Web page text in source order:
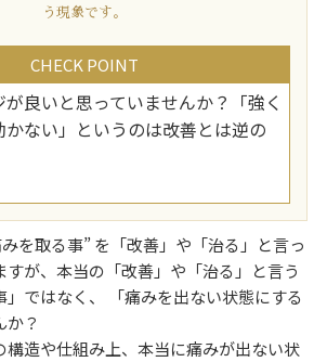
う現象です。
CHECK POINT
良いと思っていませんか？「強く
ない」というのは改善とは逆の
を取る事” を「改善」や「治る」と言っ
すが、本当の「改善」や「治る」と言う
ではなく、 「痛みを出ない状態にする
？
構造や仕組み上、本当に痛みが出ない状